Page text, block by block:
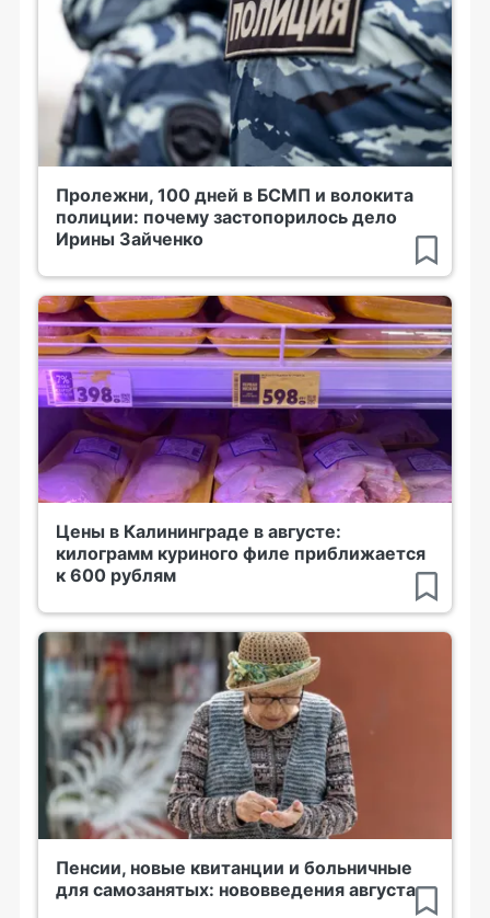
Пролежни, 100 дней в БСМП и волокита
полиции: почему застопорилось дело
Ирины Зайченко
Цены в Калининграде в августе:
килограмм куриного филе приближается
к 600 рублям
Пенсии, новые квитанции и больничные
для самозанятых: нововведения августа